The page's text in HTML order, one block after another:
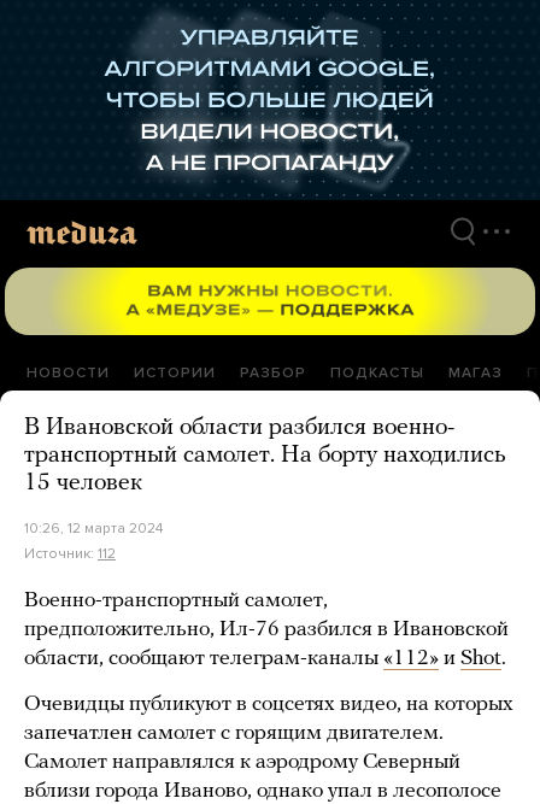
НОВОСТИ ИСТОРИИ РАЗБОР ПОДКАСТЫ МАГАЗ
В Ивановской области разбился военно-
транспортный самолет. На борту находились
15 человек
10:26, 12 марта 2024
Источник: 112
Военно-транспортный самолет,
предположительно, Ил-76 разбился в Ивановской
области, сообщают телеграм-каналы «112» и Shot.
Очевидцы публикуют в соцсетях видео, на которых
запечатлен самолет с горящим двигателем.
Самолет направлялся к аэродрому Северный
вблизи города Иваново, однако упал в лесополосе